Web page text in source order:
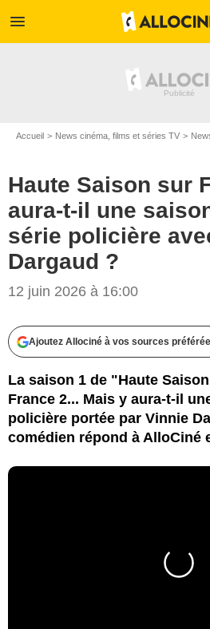
menu
Accueil News cinéma, films et séries TV
Haute Saison sur
aura-t-il une
série policière
Dargaud ?
12 juin 2026 à 16:00
Ajoutez Allociné à vos sources
La saison 1 de "Haute
France 2... Mais y aura-t-il
policière portée par Vinnie
comédien répond à AlloCiné